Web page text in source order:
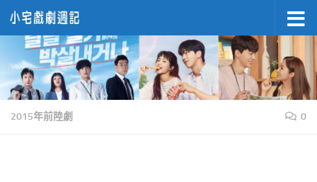
Skip to content
2015年前陸劇 0